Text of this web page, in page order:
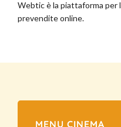
MENU CINEMA